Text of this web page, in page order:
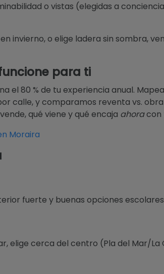
o vistas (elegidas a
invierno, o elige ladera sin sombra,
para ti
el 80 % de tu experiencia anual.
calle, y comparamos reventa vs.
qué viene y qué encaja ahoracon
Moraira
fuerte y buenas opciones
elige cerca del centro (Pla del Mar/